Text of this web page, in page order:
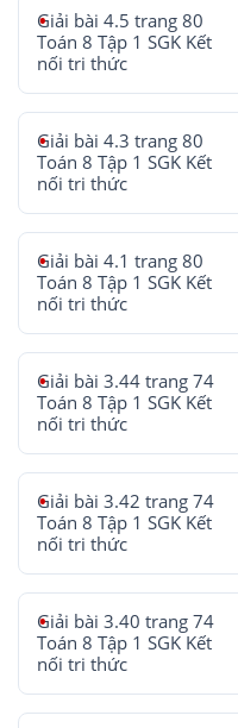
Giải bài 4.5 trang 80
Toán 8 Tập 1 SGK Kết
nối tri thức
Giải bài 4.3 trang 80
Toán 8 Tập 1 SGK Kết
nối tri thức
Giải bài 4.1 trang 80
Toán 8 Tập 1 SGK Kết
nối tri thức
Giải bài 3.44 trang 74
Toán 8 Tập 1 SGK Kết
nối tri thức
Giải bài 3.42 trang 74
Toán 8 Tập 1 SGK Kết
nối tri thức
Giải bài 3.40 trang 74
Toán 8 Tập 1 SGK Kết
nối tri thức